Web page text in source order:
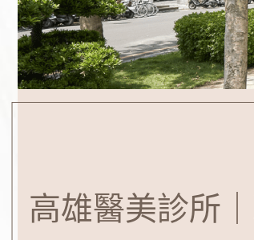
高雄醫美診所